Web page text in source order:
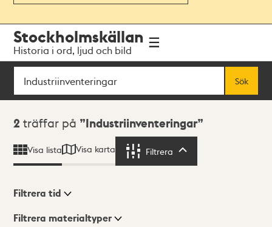
navigationen
huvudinnehållet
Stockholmskällan
Historia i ord, ljud och bild
Sök
Sök
Sökresultat
2 träffar på Industriinventeringar
Visa lista Visa karta Filtrera
Visningsläge
Filtrera tid
Filtrera materialtyper